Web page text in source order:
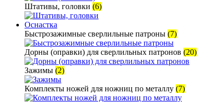
Штативы, головки (6)
Оснастка
Быстрозажимные сверлильные патроны (7)
Дорны (оправки) для сверлильных патронов (20)
Зажимы (2)
Комплекты ножей для ножниц по металлу (7)